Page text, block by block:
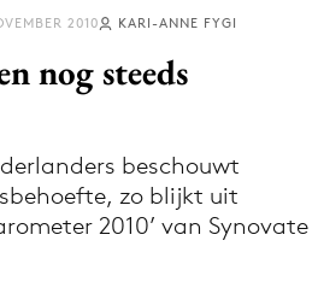
via de Adformatie
app
2010 KARI-ANNE FYGI
nog steeds
beschouwt
zo blijkt uit
2010’ van Synovate